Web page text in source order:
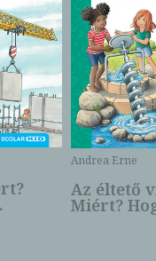
Andrea Erne
Az éltető
Miért?